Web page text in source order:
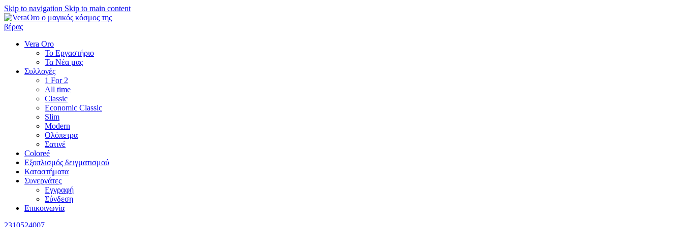
Skip to navigation Skip to main content
Vera Oro
Το Εργαστήριο
Τα Νέα μας
Συλλογές
1 For 2
All time
Classic
Economic Classic
Slim
Modern
Ολόπετρα
Σατινέ
Coloreé
Εξοπλισμός δειγματισμού
Καταστήματα
Συνεργάτες
Εγγραφή
Σύνδεση
Επικοινωνία
2310524007